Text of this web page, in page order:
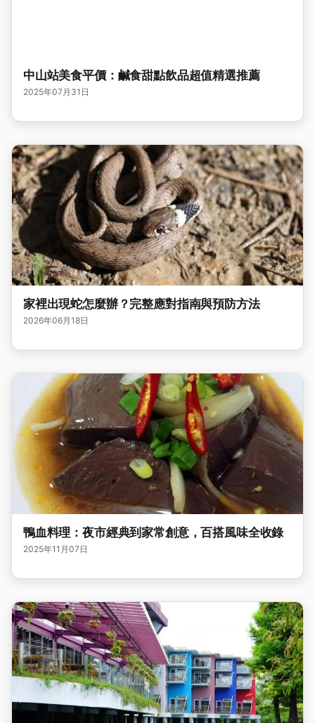
中山站美食平價：鹹食甜點飲品超值精選推薦
2025年07月31日
家裡出現蛇怎麼辦？完整應對指南與預防方法
2026年06月18日
鴨血料理：夜市經典到家常創意，百搭風味全收錄
2025年11月07日